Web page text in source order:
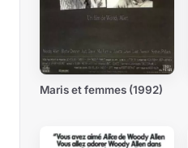
Maris et femmes (1992)